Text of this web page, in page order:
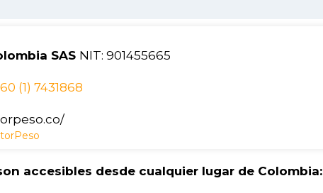
SAS NIT: 901455665
60 (1) 7431868
accesibles desde cualquier lugar de Colombia: